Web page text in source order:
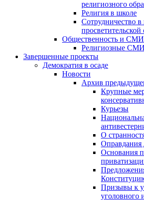
религиозного
Религия в школе
Сотрудничество в
просветительской
Общественность и СМИ
Религиозные СМИ
Завершенные проекты
Демократия в осаде
Новости
Архив
Крупные
Курьезы
О
Основания
Призывы к
уголовного